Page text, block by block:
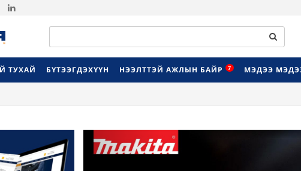
ТУХАЙ БҮТЭЭГДЭХҮҮН НЭЭЛТТЭЙ АЖЛЫН БАЙР 7 МЭДЭЭ
Previous